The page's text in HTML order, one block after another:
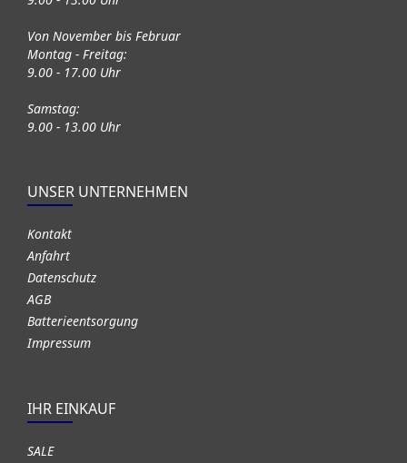
Von November bis Februar
Montag - Freitag:
9.00 - 17.00 Uhr
Samstag:
9.00 - 13.00 Uhr
UNSER UNTERNEHMEN
Kontakt
Anfahrt
Datenschutz
AGB
Batterieentsorgung
Impressum
IHR EINKAUF
SALE